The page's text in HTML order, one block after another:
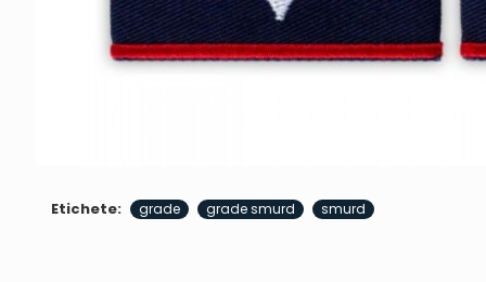
Etichete: grade grade smurd smurd